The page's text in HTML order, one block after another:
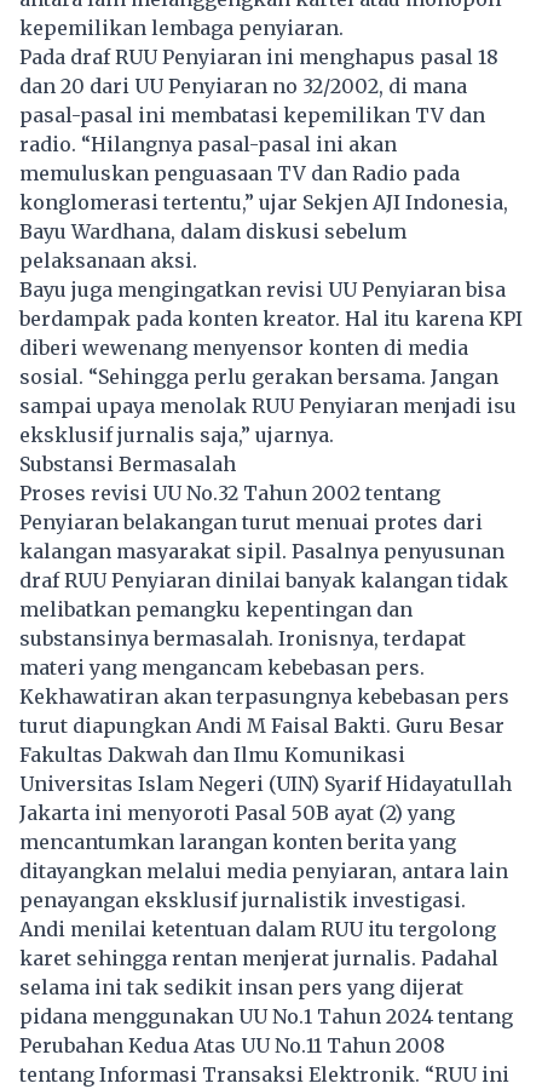
kepemilikan lembaga penyiaran.
Pada draf RUU Penyiaran ini menghapus pasal 18
dan 20 dari UU Penyiaran no 32/2002, di mana
pasal-pasal ini membatasi kepemilikan TV dan
radio. “Hilangnya pasal-pasal ini akan
memuluskan penguasaan TV dan Radio pada
konglomerasi tertentu,” ujar Sekjen AJI Indonesia,
Bayu Wardhana, dalam diskusi sebelum
pelaksanaan aksi.
Bayu juga mengingatkan revisi UU Penyiaran bisa
berdampak pada konten kreator. Hal itu karena KPI
diberi wewenang menyensor konten di media
sosial. “Sehingga perlu gerakan bersama. Jangan
sampai upaya menolak RUU Penyiaran menjadi isu
eksklusif jurnalis saja,” ujarnya.
Substansi Bermasalah
Proses revisi UU No.32 Tahun 2002 tentang
Penyiaran belakangan turut menuai protes dari
kalangan masyarakat sipil. Pasalnya penyusunan
draf RUU Penyiaran dinilai banyak kalangan tidak
melibatkan pemangku kepentingan dan
substansinya bermasalah. Ironisnya, terdapat
materi yang mengancam kebebasan pers.
Kekhawatiran akan terpasungnya kebebasan pers
turut diapungkan Andi M Faisal Bakti. Guru Besar
Fakultas Dakwah dan Ilmu Komunikasi
Universitas Islam Negeri (UIN) Syarif Hidayatullah
Jakarta ini menyoroti Pasal 50B ayat (2) yang
mencantumkan larangan konten berita yang
ditayangkan melalui media penyiaran, antara lain
penayangan eksklusif jurnalistik investigasi.
Andi menilai ketentuan dalam RUU itu tergolong
karet sehingga rentan menjerat jurnalis. Padahal
selama ini tak sedikit insan pers yang dijerat
pidana menggunakan UU No.1 Tahun 2024 tentang
Perubahan Kedua Atas UU No.11 Tahun 2008
tentang Informasi Transaksi Elektronik. “RUU ini